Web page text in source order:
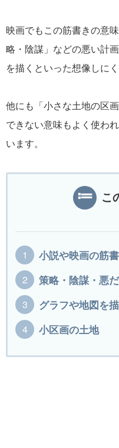
映画でもこの筋書きの意
略・陰謀」などの悪い計
を描くといった想像しに
他にも「小さな土地の区
できない意味もよく使わ
います。
こ
小説や映画の筋
策略・陰謀・悪
グラフや地図を描
小区画の土地